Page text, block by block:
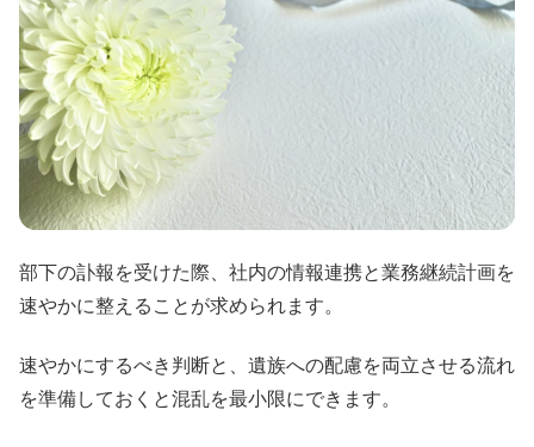
部下の訃報を受けた際、社内の情報連携と業務継続計画を
速やかに整えることが求められます。
速やかにするべき判断と、遺族への配慮を両立させる流れ
を準備しておくと混乱を最小限にできます。